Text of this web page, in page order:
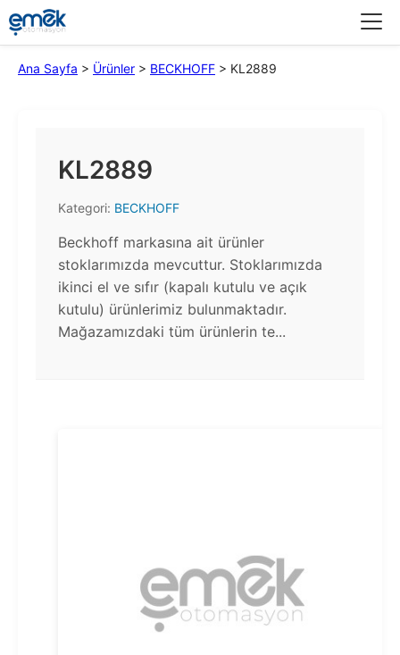
Ana Sayfa > Ürünler > BECKHOFF > KL2889
KL2889
Kategori: BECKHOFF
Beckhoff markasına ait ürünler
stoklarımızda mevcuttur. Stoklarımızda
ikinci el ve sıfır (kapalı kutulu ve açık
kutulu) ürünlerimiz bulunmaktadır.​
Mağazamızdaki tüm ürünlerin te...